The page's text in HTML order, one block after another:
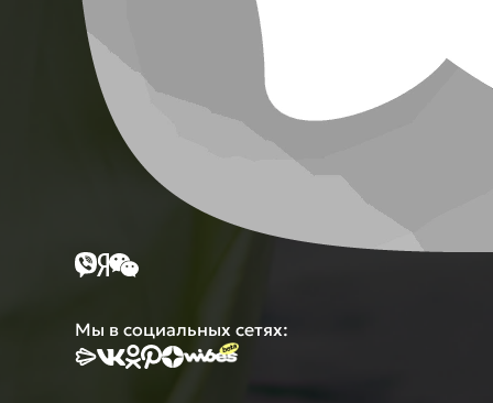
Мы в социальных сетях: